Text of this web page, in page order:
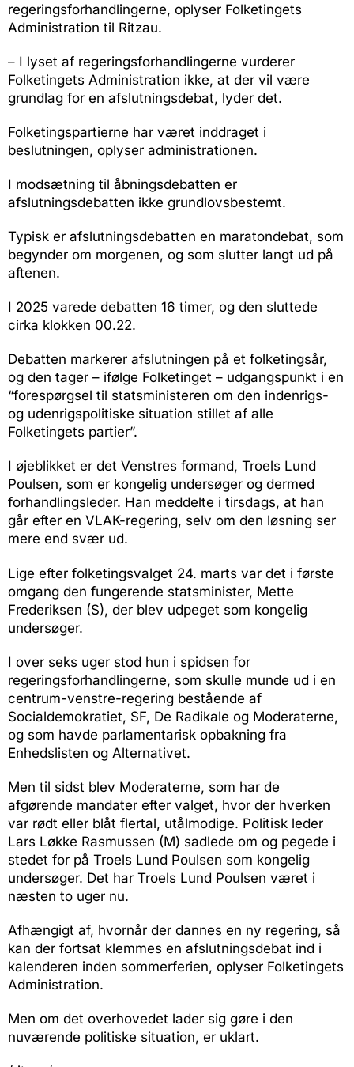
regeringsforhandlingerne, oplyser Folketingets
Administration til Ritzau.
– I lyset af regeringsforhandlingerne vurderer
Folketingets Administration ikke, at der vil være
grundlag for en afslutningsdebat, lyder det.
Folketingspartierne har været inddraget i
beslutningen, oplyser administrationen.
I modsætning til åbningsdebatten er
afslutningsdebatten ikke grundlovsbestemt.
Typisk er afslutningsdebatten en maratondebat, som
begynder om morgenen, og som slutter langt ud på
aftenen.
I 2025 varede debatten 16 timer, og den sluttede
cirka klokken 00.22.
Debatten markerer afslutningen på et folketingsår,
og den tager – ifølge Folketinget – udgangspunkt i en
“forespørgsel til statsministeren om den indenrigs-
og udenrigspolitiske situation stillet af alle
Folketingets partier”.
I øjeblikket er det Venstres formand, Troels Lund
Poulsen, som er kongelig undersøger og dermed
forhandlingsleder. Han meddelte i tirsdags, at han
går efter en VLAK-regering, selv om den løsning ser
mere end svær ud.
Lige efter folketingsvalget 24. marts var det i første
omgang den fungerende statsminister, Mette
Frederiksen (S), der blev udpeget som kongelig
undersøger.
I over seks uger stod hun i spidsen for
regeringsforhandlingerne, som skulle munde ud i en
centrum-venstre-regering bestående af
Socialdemokratiet, SF, De Radikale og Moderaterne,
og som havde parlamentarisk opbakning fra
Enhedslisten og Alternativet.
Men til sidst blev Moderaterne, som har de
afgørende mandater efter valget, hvor der hverken
var rødt eller blåt flertal, utålmodige. Politisk leder
Lars Løkke Rasmussen (M) sadlede om og pegede i
stedet for på Troels Lund Poulsen som kongelig
undersøger. Det har Troels Lund Poulsen været i
næsten to uger nu.
Afhængigt af, hvornår der dannes en ny regering, så
kan der fortsat klemmes en afslutningsdebat ind i
kalenderen inden sommerferien, oplyser Folketingets
Administration.
Men om det overhovedet lader sig gøre i den
nuværende politiske situation, er uklart.